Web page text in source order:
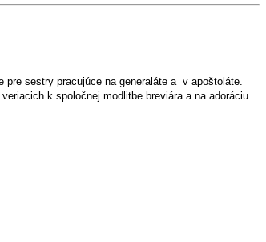
sestry pracujúce na generaláte a v apoštoláte.
k spoločnej modlitbe breviára a na adoráciu.